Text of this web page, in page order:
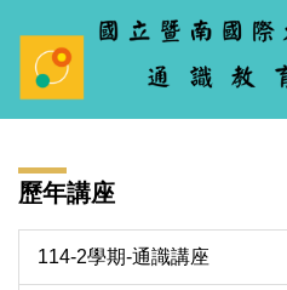
要
容
區
歷年講座
114-2學期-通識講座